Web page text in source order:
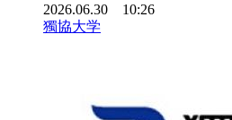
2026.06.30 10:26
獨協大学